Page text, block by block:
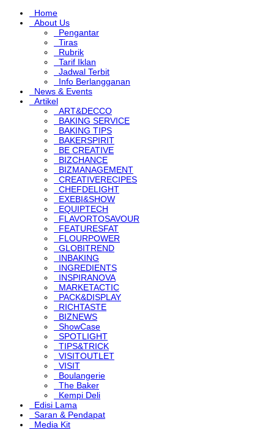
Home
About Us
Pengantar
Tiras
Rubrik
Tarif Iklan
Jadwal Terbit
Info Berlangganan
News & Events
Artikel
ART&DECCO
BAKING SERVICE
BAKING TIPS
BAKERSPIRIT
BE CREATIVE
BIZCHANCE
BIZMANAGEMENT
CREATIVERECIPES
CHEFDELIGHT
EXEBI&SHOW
EQUIPTECH
FLAVORTOSAVOUR
FEATURESFAT
FLOURPOWER
GLOBITREND
INBAKING
INGREDIENTS
INSPIRANOVA
MARKETACTIC
PACK&DISPLAY
RICHTASTE
BIZNEWS
ShowCase
SPOTLIGHT
TIPS&TRICK
VISITOUTLET
VISIT
Boulangerie
The Baker
Kempi Deli
Edisi Lama
Saran & Pendapat
Media Kit